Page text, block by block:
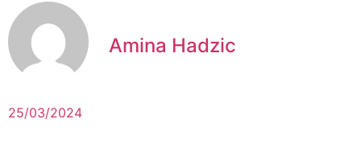
Amina Hadzic
25/03/2024